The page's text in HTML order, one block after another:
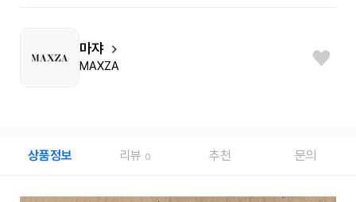
마쟈
MAXZA
상품정보 리뷰 0 추천 문의